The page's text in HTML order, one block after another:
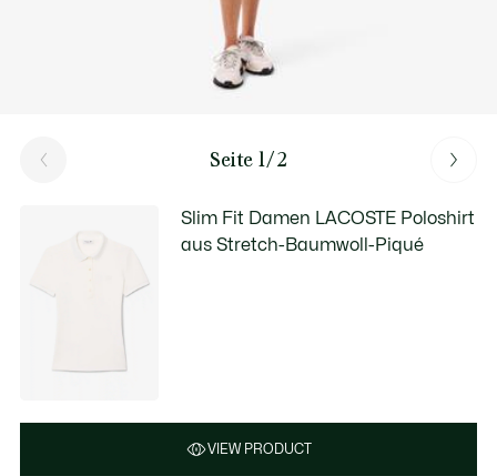
Seite 1/2
Slim Fit Damen LACOSTE Poloshirt
aus Stretch-Baumwoll-Piqué
VIEW PRODUCT